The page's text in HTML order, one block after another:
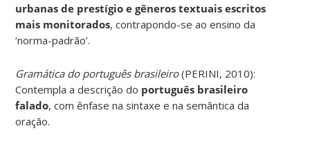
urbanas de prestígio e gêneros textuais escritos
mais monitorados, contrapondo-se ao ensino da
‘norma-padrão’.
Gramática do português brasileiro(PERINI, 2010):
Contempla a descrição do português brasileiro
falado, com ênfase na sintaxe e na semântica da
oração.